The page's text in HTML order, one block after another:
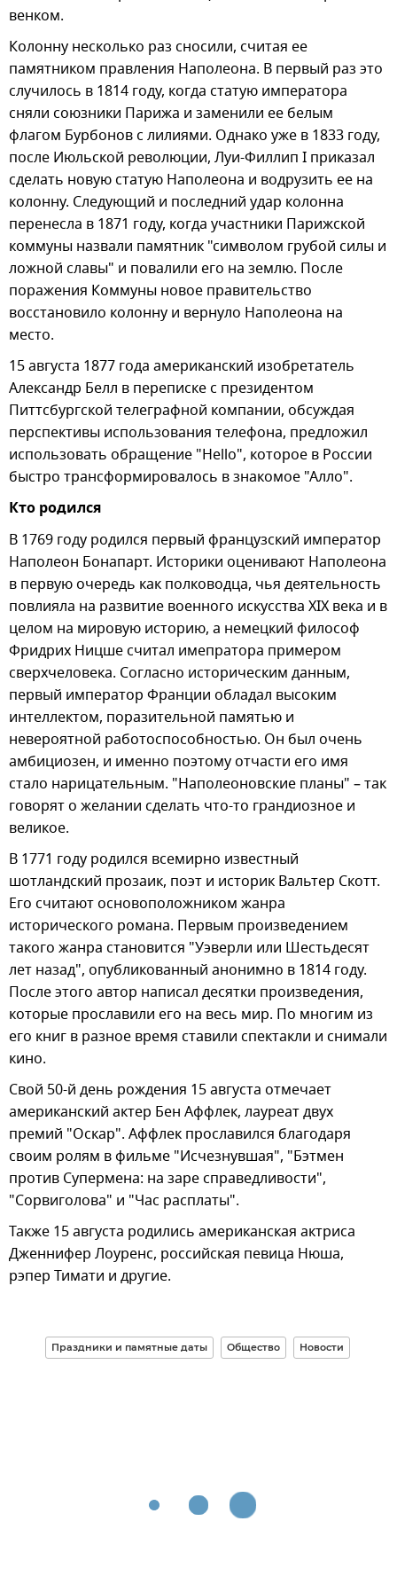
венком.
Колонну несколько раз сносили, считая ее
памятником правления Наполеона. В первый раз это
случилось в 1814 году, когда статую императора
сняли союзники Парижа и заменили ее белым
флагом Бурбонов с лилиями. Однако уже в 1833 году,
после Июльской революции, Луи-Филлип I приказал
сделать новую статую Наполеона и водрузить ее на
колонну. Следующий и последний удар колонна
перенесла в 1871 году, когда участники Парижской
коммуны назвали памятник "символом грубой силы и
ложной славы" и повалили его на землю. После
поражения Коммуны новое правительство
восстановило колонну и вернуло Наполеона на
место.
15 августа 1877 года американский изобретатель
Александр Белл в переписке с президентом
Питтсбургской телеграфной компании, обсуждая
перспективы использования телефона, предложил
использовать обращение "Hello", которое в России
быстро трансформировалось в знакомое "Алло".
Кто родился
В 1769 году родился первый французский император
Наполеон Бонапарт. Историки оценивают Наполеона
в первую очередь как полководца, чья деятельность
повлияла на развитие военного искусства XIX века и в
целом на мировую историю, а немецкий философ
Фридрих Ницше считал имепратора примером
сверхчеловека. Согласно историческим данным,
первый император Франции обладал высоким
интеллектом, поразительной памятью и
невероятной работоспособностью. Он был очень
амбициозен, и именно поэтому отчасти его имя
стало нарицательным. "Наполеоновские планы" – так
говорят о желании сделать что-то грандиозное и
великое.
В 1771 году родился всемирно известный
шотландский прозаик, поэт и историк Вальтер Скотт.
Его считают основоположником жанра
исторического романа. Первым произведением
такого жанра становится "Уэверли или Шестьдесят
лет назад", опубликованный анонимно в 1814 году.
После этого автор написал десятки произведения,
которые прославили его на весь мир. По многим из
его книг в разное время ставили спектакли и снимали
кино.
Свой 50-й день рождения 15 августа отмечает
американский актер Бен Аффлек, лауреат двух
премий "Оскар". Аффлек прославился благодаря
своим ролям в фильме "Исчезнувшая", "Бэтмен
против Супермена: на заре справедливости",
"Сорвиголова" и "Час расплаты".
Также 15 августа родились американская актриса
Дженнифер Лоуренс, российская певица Нюша,
рэпер Тимати и другие.
Праздники и памятные даты Общество Новости